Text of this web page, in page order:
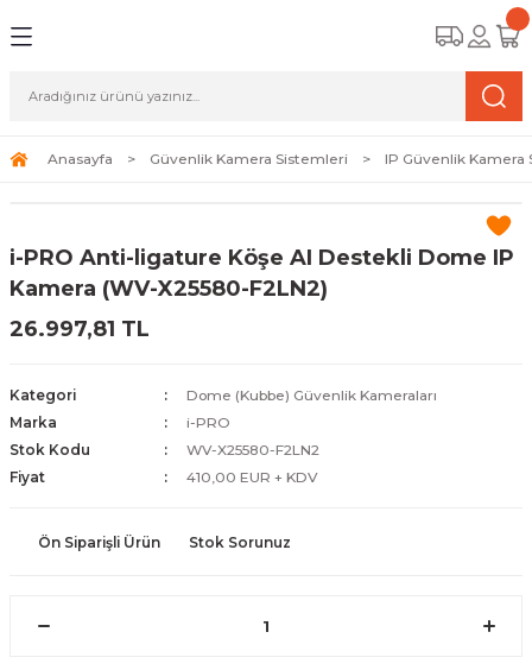
Sistemleri
Sistemleri (Network Kameraları)
ve Depolama Çözümleri
ve Bağlantı Kabloları
Kamera Lisansları
Güvenlik
Duvarı) Cihazları
Ağ Yönlendiricileri
Fi) ve Access Point Ürünleri
Antivirüs Yazılımları
ve Depolama Ürünleri
SSD
Kurtarma
Merkezi Altyapısı
Anasayfa Güvenlik Kamera Sistemleri IP Güvenlik Kamera
i-PRO Anti-ligature Köşe AI Destekli Dome IP
Kamera (WV-X25580-F2LN2)
26.997,81 TL
Kategori
Dome (Kubbe) Güvenlik Kameraları
Marka
i-PRO
Stok Kodu
WV-X25580-F2LN2
Fiyat
410,00 EUR + KDV
Ön Siparişli Ürün Stok Sorunuz